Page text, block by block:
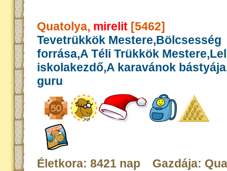
Quatolya, mirelit [5462]
Tevetrükkök Mestere,Bölcsesség
forrása,A Téli Trükkök
iskolakezdő,A karavánok
guru
Életkora: 8421 nap Gazdája: